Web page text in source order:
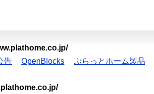
告 OpenBlocks ぷらっとホーム製品